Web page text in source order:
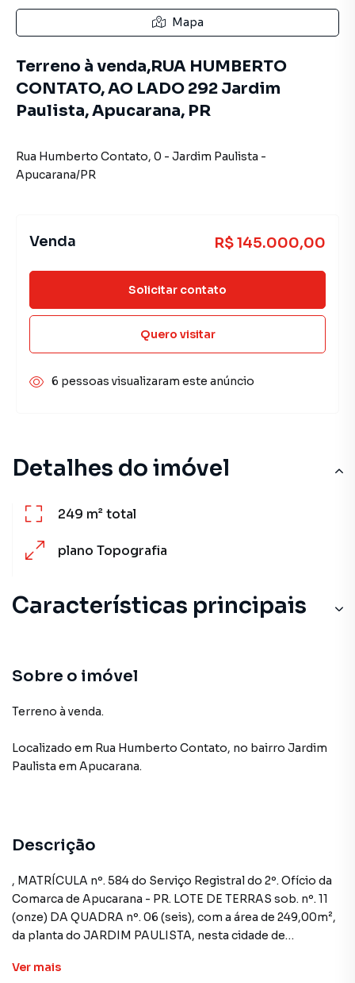
Detalhes do imóvel
249 m²total
plano Topografia
Características principais
Sobre o imóvel
Terreno à venda.
Localizado em Rua Humberto Contato, no bairro Jardim
Paulista em Apucarana.
Descrição
, MATRÍCULA nº. 584 do Serviço Registral do 2º. Ofício da
Comarca de Apucarana - PR. LOTE DE TERRAS sob. nº. 11
(onze) DA QUADRA nº. 06 (seis), com a área de 249,00m²,
da planta do JARDIM PAULISTA, nesta cidade de
rua nº. 05, por 20,75 metros da frente aos fundos,
Ver mais
Mapa
Terreno à venda,RUA HUMBERTO
CONTATO, AO LADO 292 Jardim
Paulista, Apucarana, PR
Rua Humberto Contato, 0 - Jardim Paulista -
Apucarana/PR
Venda R$ 145.000,00
Solicitar contato
Quero visitar
6 pessoas visualizaram este anúncio